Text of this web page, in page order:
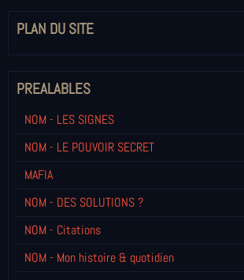
PLAN DU SITE
PREALABLES
NOM - LES SIGNES
NOM - LE POUVOIR SECRET
MAFIA
NOM - DES SOLUTIONS ?
NOM - Citations
NOM - Mon histoire & quotidien